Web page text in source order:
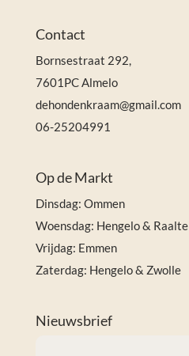
Contact
Bornsestraat 292,
7601PC Almelo
dehondenkraam@gmail.com
06-25204991
Op de Markt
Dinsdag: Ommen
Woensdag: Hengelo & Raalte
Vrijdag: Emmen
Zaterdag: Hengelo & Zwolle
Nieuwsbrief